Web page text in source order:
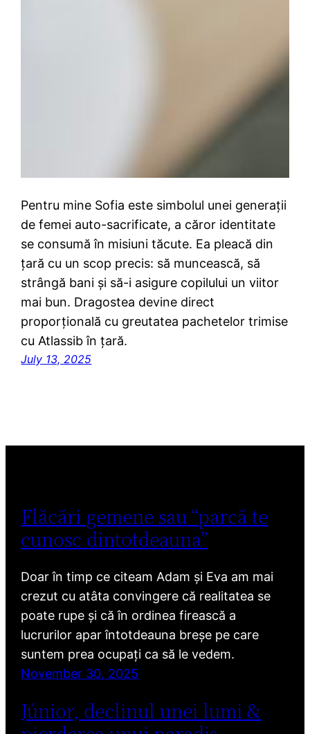
Pentru mine Sofia este simbolul unei generații
de femei auto-sacrificate, a căror identitate
se consumă în misiuni tăcute. Ea pleacă din
țară cu un scop precis: să muncească, să
strângă bani și să-i asigure copilului un viitor
mai bun. Dragostea devine direct
proporțională cu greutatea pachetelor trimise
cu Atlassib în țară.
July 13, 2025
Flăcări gemene sau “parcă te
cunosc dintotdeauna”
Doar în timp ce citeam Adam și Eva am mai
crezut cu atâta convingere că realitatea se
poate rupe și că în ordinea firească a
lucrurilor apar întotdeauna breșe pe care
suntem prea ocupați ca să le vedem.
November 30, 2025
Júnior, declinul unei lumi &